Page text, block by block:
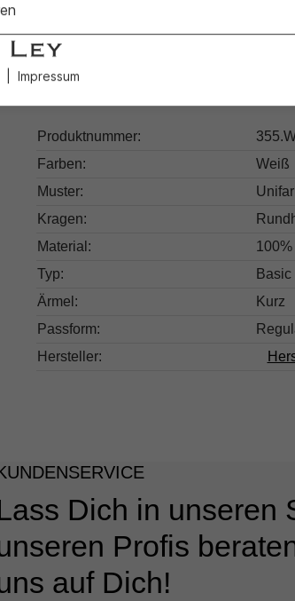
Produktnummer:
Farben:
Weiß
Muster:
Kragen:
Material:
Typ:
Basic
Ärmel:
Kurz
Passform:
Hersteller:
Dich in unseren
Profis
auf Dich!
Impressum